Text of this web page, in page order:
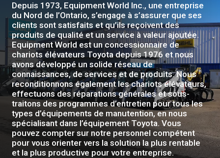
Depuis 1973, Equipment World Inc., une entreprise
du Nord de l’Ontario, s’engage à s’assurer que ses
clients sont satisfaits et qu’ils reçoivent des
produits de qualité et un service à valeur ajoutée.
Equipment World est un concessionnaire de
chariots élévateurs Toyota depuis 1976 et nous
avons développé un solide réseau de
connaissances, de services et de produits. Nous
reconditionnons également les chariots élévateurs,
effectuons des réparations générales et sous-
traitons des programmes d’entretien pour tous les
types d’équipements de manutention, en nous
spécialisant dans l’équipement Toyota. Vous
pouvez compter sur notre personnel compétent
pour vous orienter vers la solution la plus rentable
et la plus productive pour votre entreprise.